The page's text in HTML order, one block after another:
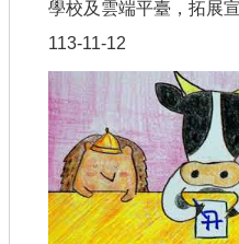
113-11-12
學校及雲端平臺，拓展
製作廉潔數位學習教材
「公務員廉政倫理規範
題，除了表達公務員依
公務員廉政倫理規範及
認識。 本影片講述「
村長收到兔子先生申請
腹鳥先生發現並告訴黑